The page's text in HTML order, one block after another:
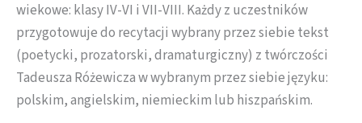
wiekowe: klasy IV-VI i VII-VIII. Każdy z uczestników
przygotowuje do recytacji wybrany przez siebie tekst
(poetycki, prozatorski, dramaturgiczny) z twórczości
Tadeusza Różewicza w wybranym przez siebie języku:
polskim, angielskim, niemieckim lub hiszpańskim.